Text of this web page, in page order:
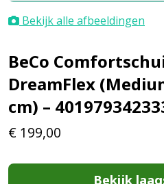
Bekijk alle afbeeldingen
BeCo
DreamFlex
cm) –
€ 199,00
Bekijk